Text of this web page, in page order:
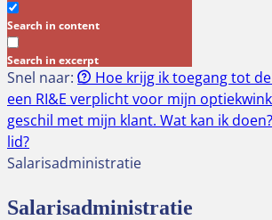
Search in content
Search in excerpt
Snel naar: Hoe krijg ik toegang tot
een RI&E verplicht voor mijn
geschil met mijn klant. Wat kan ik doen?
lid?
Salarisadministratie
Salarisadministratie